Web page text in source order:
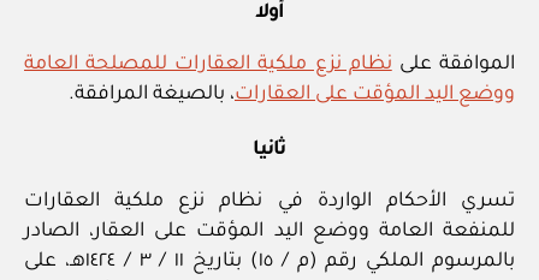
أولا
الموافقة على نظام نزع ملكية العقارات للمصلحة العامة
ووضع اليد المؤقت على العقارات، بالصيغة المرافقة.
ثانيا
تسري الأحكام الواردة في نظام نزع ملكية العقارات
للمنفعة العامة ووضع اليد المؤقت على العقار، الصادر
بالمرسوم الملكي رقم (م / ١٥) بتاريخ ١١ / ٣ / ١٤٢٤هـ، على